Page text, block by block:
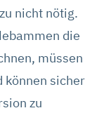
nicht nötig.
die
müssen
können sicher
zu